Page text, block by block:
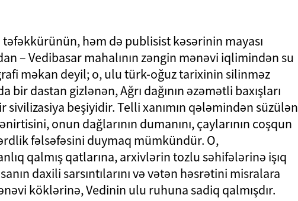
təfəkkürünün, həm də publisist kəsərinin mayası
– Vedibasar mahalının zəngin mənəvi iqlimindən su
məkan deyil; o, ulu türk-oğuz tarixinin silinməz
bir dastan gizlənən, Ağrı dağının əzəmətli baxışları
sivilizasiya beşiyidir. Telli xanımın qələmindən süzülən
onun dağlarının dumanını, çaylarının coşqun
fəlsəfəsini duymaq mümkündür. O,
qalmış qatlarına, arxivlərin tozlu səhifələrinə işıq
daxili sarsıntılarını və vətən həsrətini misralara
köklərinə, Vedinin ulu ruhuna sadiq qalmışdır.